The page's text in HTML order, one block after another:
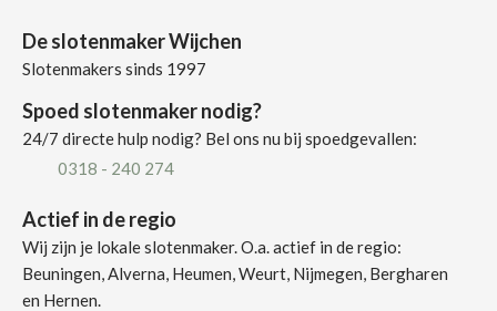
De slotenmaker Wijchen
Slotenmakers sinds 1997
Spoed slotenmaker nodig?
24/7 directe hulp nodig? Bel ons nu bij spoedgevallen:
0318 - 240 274
Actief in de regio
Wij zijn je lokale slotenmaker. O.a. actief in de regio:
Beuningen, Alverna, Heumen, Weurt, Nijmegen, Bergharen
en Hernen.